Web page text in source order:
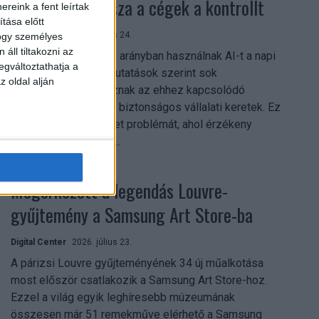
a fent leírtak
előtt
személyes
áll tiltakozni az
a
oldal alján
szerezhetik vissza a cégek a kontrollt
Digital Center 2026. július 24.
A munkavállalók nagy arányban használnak AI-t a napi
munkában, ám friss kutatások szerint sok
szervezetnél hiányoznak az ehhez kapcsolódó
világos irányelvek és biztonságos vállalati keretek. Ez
különösen ott jelenthet problémát, ahol érzékeny
üzleti információkkal...
Megérkezett a legendás Louvre-
gyűjtemény a Samsung Art Store-ba
Digital Center 2026. július 23.
A párizsi Louvre gyűjteményének 34 új műalkotása
most először csatlakozik a Samsung Art Store-hoz.
Ezzel a világ egyik leghíresebb múzeumának
összesen már 51 remekműve elérhető a Samsung